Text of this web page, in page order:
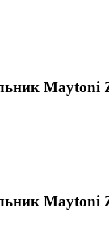
Maytoni
Maytoni